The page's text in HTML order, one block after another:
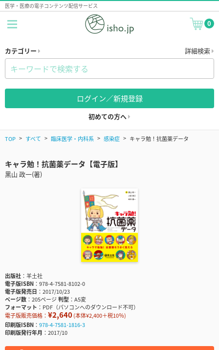
医学・医療の電子コンテンツ配信サービス
0
カテゴリー 詳細検索
ログイン／新規登録
初めての方へ
TOP すべて 臨床医学・内科系 感染症 キャラ勉！抗菌薬データ
キャラ勉！抗菌薬データ【電子版】
黒山 政一(著)
出版社
羊土社
電子版ISBN
978-4-7581-8102-0
電子版発売日
2017/10/23
ページ数
205ページ判型
A5変
フォーマット
PDF（パソコンへのダウンロード不可）
電子版販売価格： ¥2,640(本体¥2,400＋税10％)
印刷版ISBN
978-4-7581-1816-3
印刷版発行年月
2017/10